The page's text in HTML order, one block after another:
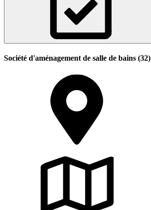
Société d'aménagement de salle de bains (32)